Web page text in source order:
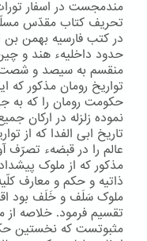
مندمجست در اسفار
تحریف کتاب مقدّس
در کتب فارسیه بهمن بن
حدود داخلیهء هند و
منقسم به سیصد و شصت
تواریخ رومان مذکور که
حکومت رومان را که به
نموده زلزله در ارکان
تاریخ ابی الفدا که از
عالم را در قبضهء تصرّف
مذکور که از ملوک
ذاتیه و حکم و معارف
ملوک سَلَف و خَلَف بود
تقسیم فرمود. خلاصه از
مثبوتست که نخستین